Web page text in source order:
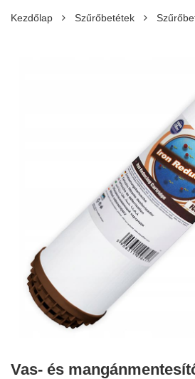
Kezdőlap Szűrőbetétek
Vas- és